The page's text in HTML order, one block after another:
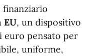
EU, un dispositivo
euro pensato per
uniforme,